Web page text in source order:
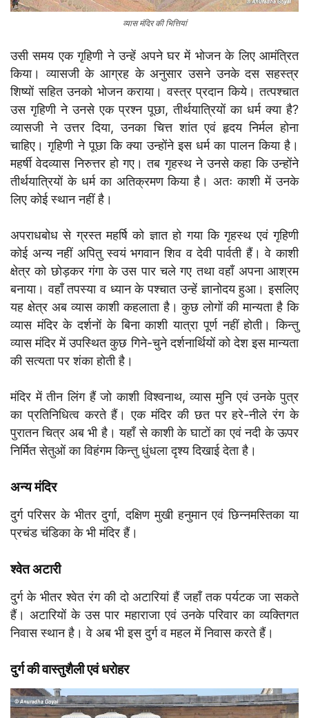
व्यास मंदिर की भित्तियां
उसी समय एक गृहिणी ने उन्हें अपने घर में भोजन के लिए आमंत्रित
किया। व्यासजी के आग्रह के अनुसार उसने उनके दस सहस्त्र
शिष्यों सहित उनको भोजन कराया। वस्त्र प्रदान किये। तत्पश्चात
उस गृहिणी ने उनसे एक प्रश्न पूछा, तीर्थयात्रियों का धर्म क्या है?
व्यासजी ने उत्तर दिया, उनका चित्त शांत एवं हृदय निर्मल होना
चाहिए। गृहिणी ने पूछा कि क्या उन्होंने इस धर्म का पालन किया है।
महर्षी वेदव्यास निरुत्तर हो गए। तब गृहस्थ ने उनसे कहा कि उन्होंने
तीर्थयात्रियों के धर्म का अतिक्रमण किया है। अतः काशी में उनके
लिए कोई स्थान नहीं है।
अपराधबोध से ग्रस्त महर्षि को ज्ञात हो गया कि गृहस्थ एवं गृहिणी
कोई अन्य नहीं अपितु स्वयं भगवान शिव व देवी पार्वती हैं। वे काशी
क्षेत्र को छोड़कर गंगा के उस पार चले गए तथा वहाँ अपना आश्रम
बनाया। वहाँ तपस्या व ध्यान के पश्चात उन्हें ज्ञानोदय हुआ। इसलिए
यह क्षेत्र अब व्यास काशी कहलाता है। कुछ लोगों की मान्यता है कि
व्यास मंदिर के दर्शनों के बिना काशी यात्रा पूर्ण नहीं होती। किन्तु
व्यास मंदिर में उपस्थित कुछ गिने-चुने दर्शनार्थियों को देश इस मान्यता
की सत्यता पर शंका होती है।
मंदिर में तीन लिंग हैं जो काशी विश्वनाथ, व्यास मुनि एवं उनके पुत्र
का प्रतिनिधित्व करते हैं। एक मंदिर की छत पर हरे-नीले रंग के
पुरातन चित्र अब भी है। यहाँ से काशी के घाटों का एवं नदी के ऊपर
निर्मित सेतुओं का विहंगम किन्तु धुंधला दृश्य दिखाई देता है।
अन्य मंदिर
दुर्ग परिसर के भीतर दुर्गा, दक्षिण मुखी हनुमान एवं छिन्नमस्तिका या
प्रचंड चंडिका के भी मंदिर हैं।
श्वेत अटारी
दुर्ग के भीतर श्वेत रंग की दो अटारियां हैं जहाँ तक पर्यटक जा सकते
हैं। अटारियों के उस पार महाराजा एवं उनके परिवार का व्यक्तिगत
निवास स्थान है। वे अब भी इस दुर्ग व महल में निवास करते हैं।
दुर्ग की वास्तुशैली एवं धरोहर